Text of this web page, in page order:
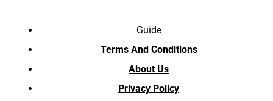
Guide
Terms And Conditions
About Us
Privacy Policy